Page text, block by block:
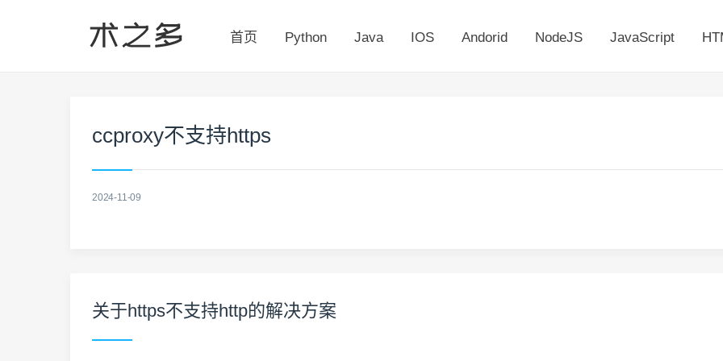
首页 Python Java IOS Andorid NodeJS JavaScript
ccproxy不支持https
2024-11-09
关于https不支持http的解决方案